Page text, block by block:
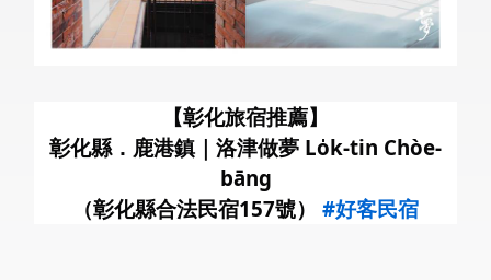
【彰化旅宿推薦】
彰化縣．鹿港鎮｜洛津做夢 Lo̍k-tin Chòe-
bāng
（彰化縣合法民宿157號） #好客民宿